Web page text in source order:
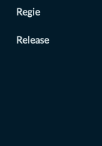
Regie
Release